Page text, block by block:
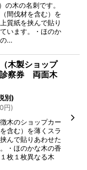
木の名刺です。
間伐材を含む）を
質紙を挟んで貼り
います。・ほのか
…
木製ショップ
診察券 両面木
別)
円)
木のショップカー
含む）を薄くスラ
んで貼りあわせた
・ほのかな木の香
枚１枚異なる木